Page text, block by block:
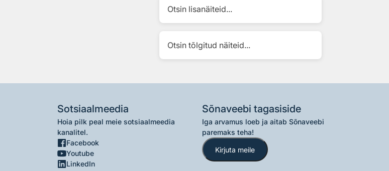
Otsin lisanäiteid...
Otsin tõlgitud näiteid...
Sotsiaalmeedia
Hoia pilk peal meie sotsiaalmeedia
kanalitel.
Facebook
Youtube
LinkedIn
Sõnaveebi tagasiside
Iga arvamus loeb ja aitab Sõnaveebi
paremaks teha!
Kirjuta meile